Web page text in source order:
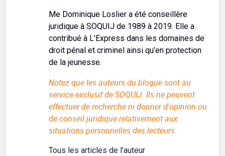
Me Dominique Loslier a été conseillère
juridique à SOQUIJ de 1989 à 2019. Elle a
contribué à L'Express dans les domaines de
droit pénal et criminel ainsi qu’en protection
de la jeunesse.
Notez que les auteurs du blogue sont au
service exclusif de SOQUIJ. Ils ne peuvent
effectuer de recherche ni donner d'opinion ou
de conseil juridique relativement aux
situations personnelles des lecteurs.
Tous les articles de l’auteur